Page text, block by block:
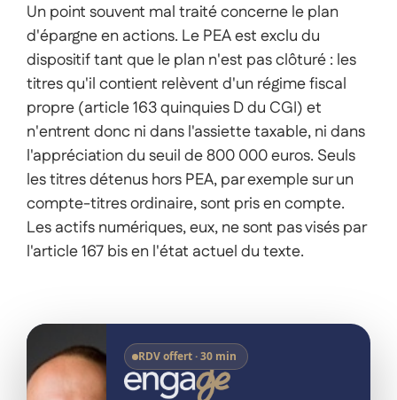
Un point souvent mal traité concerne le plan
d'épargne en actions. Le PEA est exclu du
dispositif tant que le plan n'est pas clôturé : les
titres qu'il contient relèvent d'un régime fiscal
propre (article 163 quinquies D du CGI) et
n'entrent donc ni dans l'assiette taxable, ni dans
l'appréciation du seuil de 800 000 euros. Seuls
les titres détenus hors PEA, par exemple sur un
compte-titres ordinaire, sont pris en compte.
Les actifs numériques, eux, ne sont pas visés par
l'article 167 bis en l'état actuel du texte.
RDV offert · 30 min